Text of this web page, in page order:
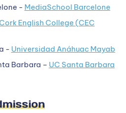
- MediaSchool Barcelone
English College (CEC
- Universidad Anáhuac Mayab
Barbara – UC Santa Barbara